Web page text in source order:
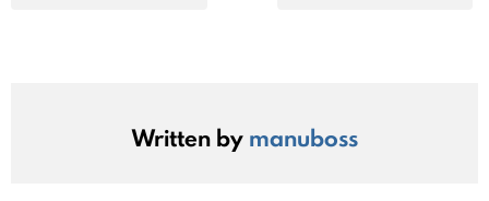
Written by manuboss